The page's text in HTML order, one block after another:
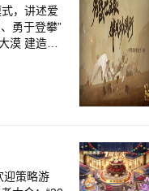
，讲述爱
勇于登攀”
田、建立
帐篷开
业、航
书本中的
“干惊天动
迎策略游